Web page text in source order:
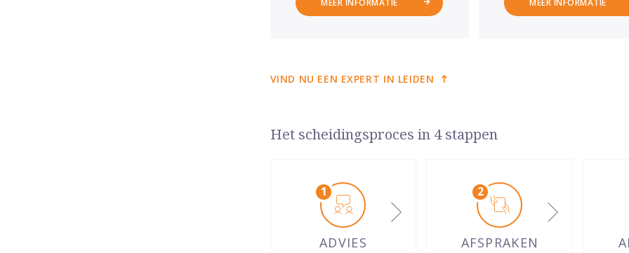
MEER INFORMATIE MEER INFORMATIE
VIND NU EEN EXPERT IN LEIDEN
Het scheidingsproces in 4 stappen
ADVIES AFSPRAKEN